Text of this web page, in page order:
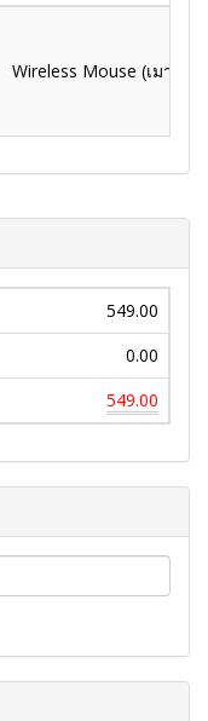
Wireless Mouse (เมาส์ไ
549.00
0.00
549.00